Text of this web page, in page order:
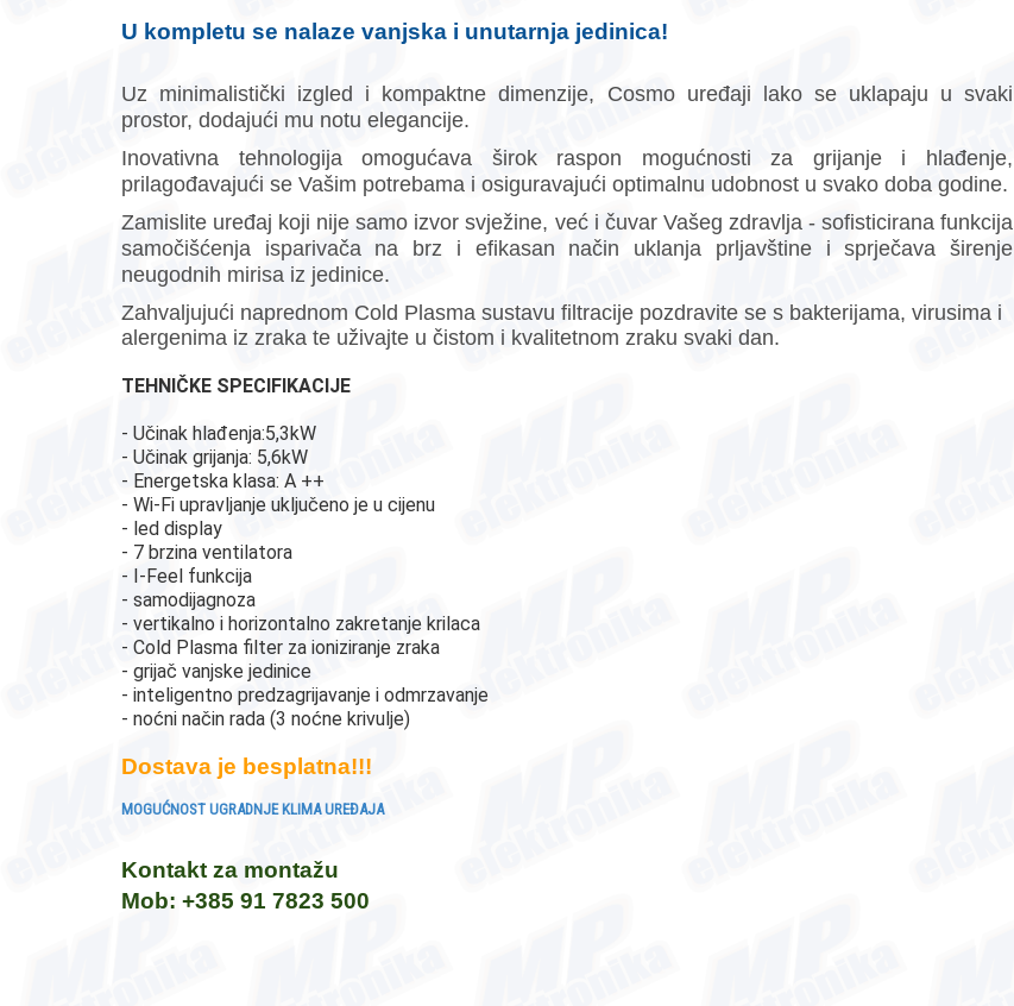
U kompletu se nalaze vanjska i unutarnja jedinica!
Uz minimalistički izgled i kompaktne dimenzije, Cosmo uređaji lako se uklapaju u svaki
prostor, dodajući mu notu elegancije.
Inovativna tehnologija omogućava širok raspon mogućnosti za grijanje i hlađenje,
prilagođavajući se Vašim potrebama i osiguravajući optimalnu udobnost u svako doba godine.
Zamislite uređaj koji nije samo izvor svježine, već i čuvar Vašeg zdravlja - sofisticirana funkcija
samočišćenja isparivača na brz i efikasan način uklanja prljavštine i sprječava širenje
neugodnih mirisa iz jedinice.
Zahvaljujući naprednom Cold Plasma sustavu filtracije pozdravite se s bakterijama, virusima i
alergenima iz zraka te uživajte u čistom i kvalitetnom zraku svaki dan.
TEHNIČKE SPECIFIKACIJE
- Učinak hlađenja:5,3kW
- Učinak grijanja: 5,6kW
- Energetska klasa: A ++
- Wi-Fi upravljanje uključeno je u cijenu
- led display
- 7 brzina ventilatora
- I-Feel funkcija
- samodijagnoza
- vertikalno i horizontalno zakretanje krilaca
- Cold Plasma filter za ioniziranje zraka
- grijač vanjske jedinice
- inteligentno predzagrijavanje i odmrzavanje
- noćni način rada (3 noćne krivulje)
Dostava je besplatna!!!
MOGUĆNOST UGRADNJE KLIMA UREĐAJA
Kontakt za montažu
Mob: +385 91 7823 500